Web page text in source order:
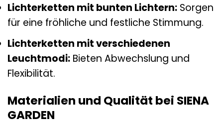
Lichterketten mit bunten Lichtern: Sorgen
für eine fröhliche und festliche Stimmung.
Lichterketten mit verschiedenen
Leuchtmodi: Bieten Abwechslung und
Flexibilität.
Materialien und Qualität bei SIENA
GARDEN